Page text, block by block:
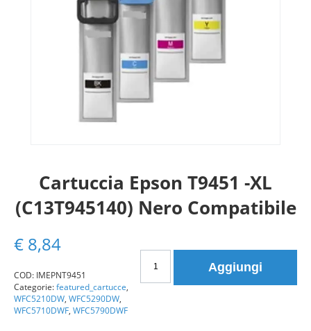
Cartuccia Epson T9451 -XL
(C13T945140) Nero Compatibile
€ 8,84
Epson
T9451
Aggiungi
COD: IMEPNT9451
Categorie:featured_cartucce,
WFC5210DW, WFC5290DW,
WFC5710DWF, WFC5790DWF